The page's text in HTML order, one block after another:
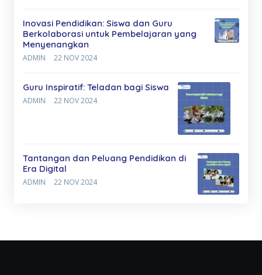
Inovasi Pendidikan: Siswa dan Guru
Berkolaborasi untuk Pembelajaran yang
Menyenangkan
ADMIN 22 NOV 2024
Guru Inspiratif: Teladan bagi Siswa
ADMIN 22 NOV 2024
Tantangan dan Peluang Pendidikan di
Era Digital
ADMIN 22 NOV 2024